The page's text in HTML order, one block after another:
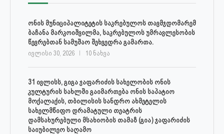
ონის მუნიციპალიტეტის საკრებულოს თავმჯდომარემ
ბაჩანა მარკოიშვილმა, საკრებულოს უმრავლესობის
წევრებთან სამუშაო შეხვედრა გამართა.
ივლისი 30, 2026 10 ნახვა
31 ივლისს, გიგა ჯაფარიძის სახელობის ონის
კულტურის სახლში გაიმართება ონის საპატიო
მოქალაქის, თბილისის სანდრო ახმეტელის
სახელმწიფო დრამატული თეატრის
დამსახურებული მსახიობის თამაზ (გია) ჯაფარიძის
საიუბილეო საღამო